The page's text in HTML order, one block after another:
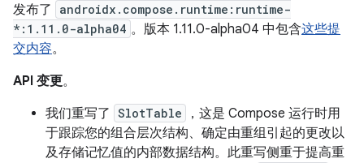
发布了
androidx.compose.runtime:runtime-
*:1.11.0-alpha04 。版本 1.11.0-alpha04 中包含这些提
交内容。
API 变更。
我们重写了 SlotTable
，这是 Compose 运行时用
于跟踪您的组合层次结构、确定由重组引起的更改以
及存储记忆值的内部数据结构。此重写侧重于提高重